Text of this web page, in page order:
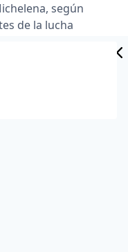
según
de la lucha
Madrid’ de